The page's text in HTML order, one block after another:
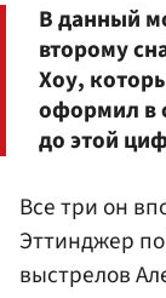
В данный
второму
Хоу,
оформил в
до этой
Все три он
Эттинджер
выстрелов